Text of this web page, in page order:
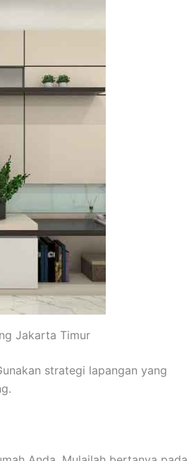
Jakarta Timur
strategi lapangan yang